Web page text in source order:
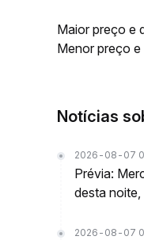
Maior preço e
Menor preço e
Notícias
2026-08-07
Prévia:
desta
2026-08-07